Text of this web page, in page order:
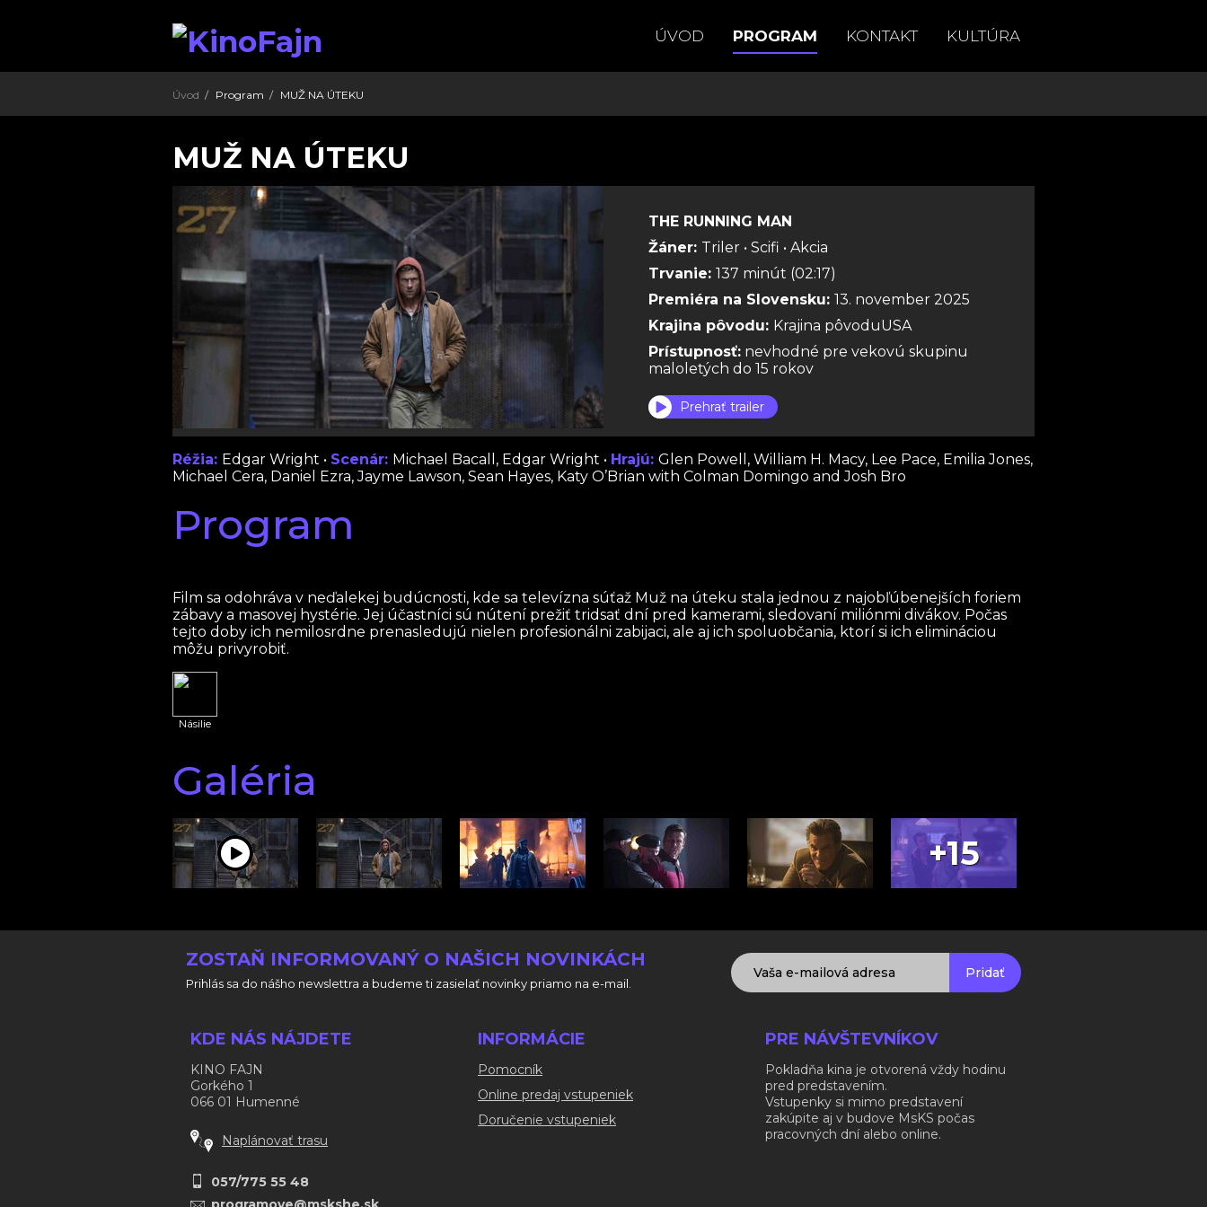
ÚVOD PROGRAM KONTAKT KULTÚRA
Úvod Program MUŽ NA ÚTEKU
MUŽ NA ÚTEKU
THE RUNNING MAN
Žáner: Triler • Scifi • Akcia
Trvanie: 137 minút (02:17)
Premiéra na Slovensku: 13. november 2025
Krajina pôvodu: Krajina pôvoduUSA
Prístupnosť: nevhodné pre vekovú skupinu
maloletých do 15 rokov
Prehrať trailer
Réžia: Edgar Wright • Scenár: Michael Bacall, Edgar Wright • Hrajú: Glen Powell, William H. Macy, Lee Pace, Emilia Jones,
Michael Cera, Daniel Ezra, Jayme Lawson, Sean Hayes, Katy O’Brian with Colman Domingo and Josh Bro
Program
Film sa odohráva v neďalekej budúcnosti, kde sa televízna súťaž Muž na úteku stala jednou z najobľúbenejších foriem
zábavy a masovej hystérie. Jej účastníci sú nútení prežiť tridsať dní pred kamerami, sledovaní miliónmi divákov. Počas
tejto doby ich nemilosrdne prenasledujú nielen profesionálni zabijaci, ale aj ich spoluobčania, ktorí si ich elimináciou
môžu privyrobiť.
Násilie
Galéria
+15
ZOSTAŇ INFORMOVANÝ O NAŠICH NOVINKÁCH
Prihlás sa do nášho newslettra a budeme ti zasielať novinky priamo na e-mail.
Pridať
KDE NÁS NÁJDETE
KINO FAJN
Gorkého 1
066 01 Humenné
Naplánovať trasu
057/775 55 48
INFORMÁCIE
Pomocník
Online predaj vstupeniek
Doručenie vstupeniek
PRE NÁVŠTEVNÍKOV
Pokladňa kina je otvorená vždy hodinu
pred predstavením.
Vstupenky si mimo predstavení
zakúpite aj v budove MsKS počas
pracovných dní alebo online.